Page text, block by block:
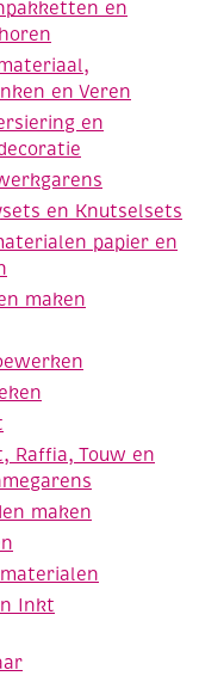
en
en Veren
en
en Knutselsets
papier en
maken
Raffia, Touw en
maken
Inkt